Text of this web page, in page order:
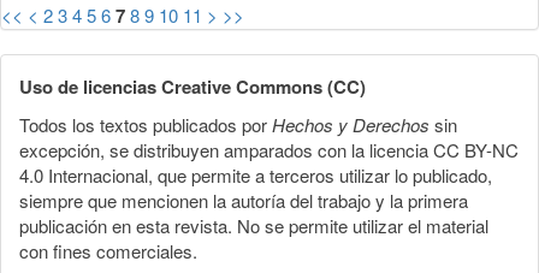
<< < 23456789 10 11 > >>
Uso de licencias Creative Commons (CC)
Todos los textos publicados porHechos y Derechos sin
excepción, se distribuyen amparados con la licencia CC BY-NC
4.0 Internacional, que permite a terceros utilizar lo publicado,
siempre que mencionen la autoría del trabajo y la primera
publicación en esta revista. No se permite utilizar el material
con fines comerciales.